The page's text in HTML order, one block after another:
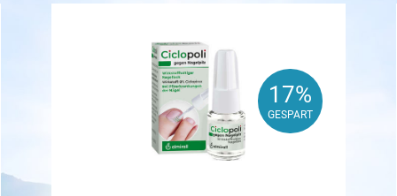
17%
GESPART
17%
GESPART